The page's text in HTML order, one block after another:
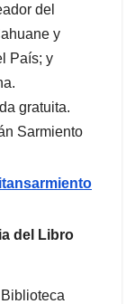
del
y
País; y
gratuita.
Sarmiento
del Libro